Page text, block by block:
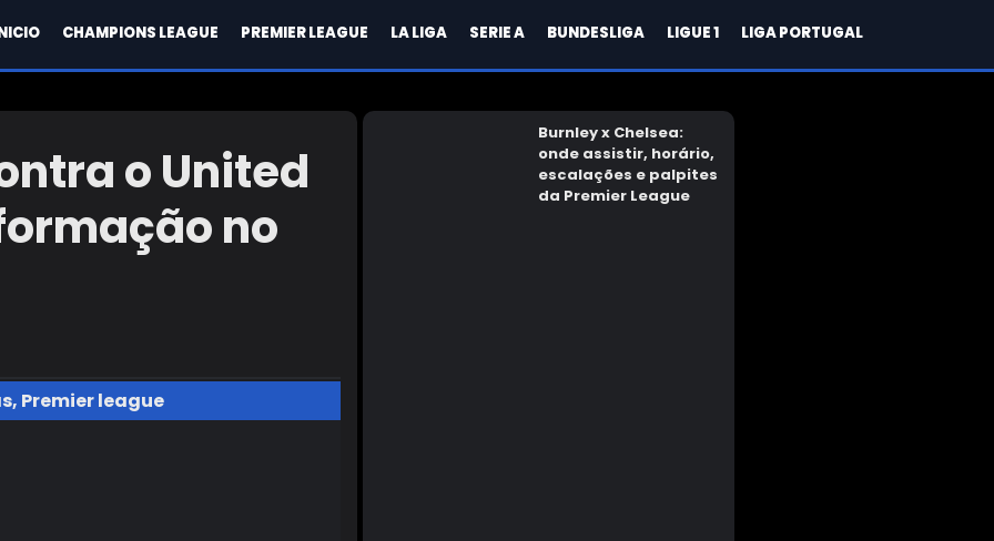
CHAMPIONS LEAGUE PREMIER LEAGUE LA LIGA SERIE A BUNDESLIGA LIGUE 1 LIGA PORTUGAL
o United
no
, Premier league
Burnley x Chelsea:
onde assistir, horário,
escalações e palpites
da Premier League